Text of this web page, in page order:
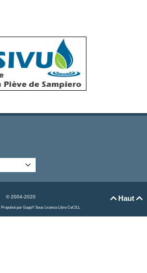

Haut 
© 2004-2020
Propulsé par GuppY Sous Licence Libre CeCILL